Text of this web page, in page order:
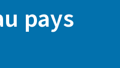
pays